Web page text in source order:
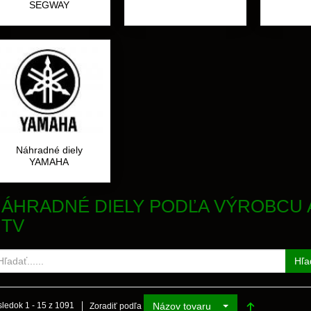
SEGWAY
Náhradné diely
YAMAHA
DIELY PODĽA VÝROBCU
1 - 15 z 1091 Zoradiť podľa Názov tovaru